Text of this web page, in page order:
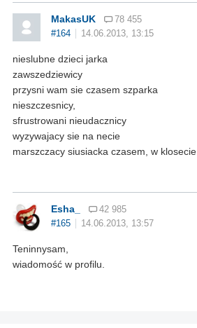
MakasUK
78 455
#164
14.06.2013, 13:15
nieslubne dzieci jarka
zawszedziewicy
przysni wam sie czasem szparka
nieszczesnicy,
sfrustrowani nieudacznicy
wyzywajacy sie na necie
marszczacy siusiacka czasem, w klosecie
Esha_
42 985
#165
14.06.2013, 13:57
Teninnysam,
wiadomość w profilu.